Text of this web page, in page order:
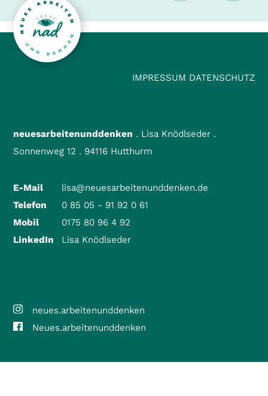
IMPRESSUM DATENSCHUTZ
neuesarbeitenunddenken . Lisa Knödlseder .
Sonnenweg 12 . 94116 Hutthurm
E-Mail
lisa@neuesarbeitenunddenken.de
Telefon
0 85 05 - 91 92 0 61
Mobil
0175 80 96 4 92
LinkedIn
Lisa Knödlseder
neues.arbeitenunddenken
Neues.arbeitenunddenken